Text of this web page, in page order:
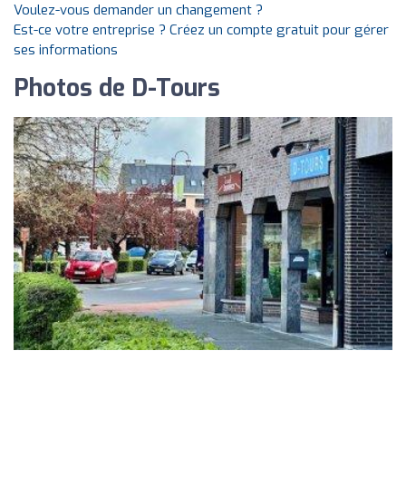
Voulez-vous demander un changement ?
Est-ce votre entreprise ? Créez un compte gratuit pour gérer
ses informations
Photos de D-Tours